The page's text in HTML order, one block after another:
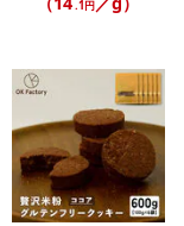
.1円